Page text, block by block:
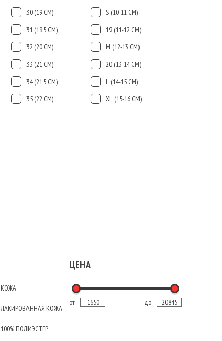
S (10-11 СМ)
19 (11-12 СМ)
М (12-13 СМ)
20 (13-14 СМ)
L (14-15 CМ)
ХL (15-16 CМ)
30 (19 СМ)
31 (19,5 СМ)
32 (20 СМ)
33 (21 СМ)
34 (21,5 СМ)
35 (22 СМ)
КОЖА
ЛАКИРОВАННАЯ КОЖА
100% ПОЛИЭСТЕР
ЦЕНА
от до